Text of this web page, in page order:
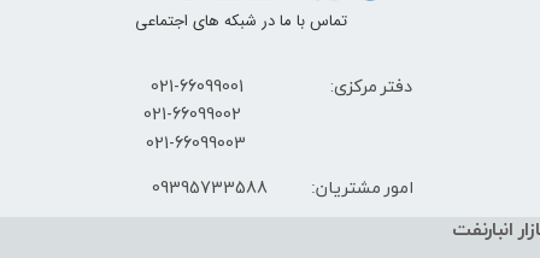
انبارنفت
دفتر مرکزی: 66099001-021
امور مشتریان:
​021-66099002
تماس با ما در شبکه های اجتماعی